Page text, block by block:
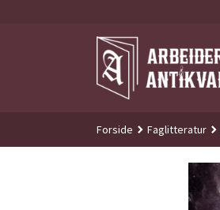
Forside Faglitteratur